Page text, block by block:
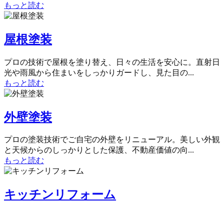
もっと読む
屋根塗装
プロの技術で屋根を塗り替え、日々の生活を安心に。直射日
光や雨風から住まいをしっかりガードし、見た目の...
もっと読む
外壁塗装
プロの塗装技術でご自宅の外壁をリニューアル。美しい外観
と天候からのしっかりとした保護、不動産価値の向...
もっと読む
キッチンリフォーム